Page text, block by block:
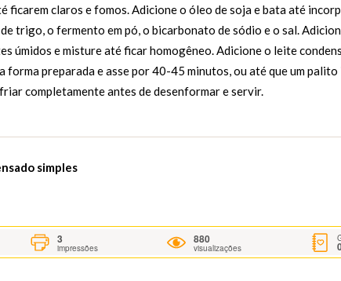
ficarem claros e fomos. Adicione o óleo de soja e bata até
trigo, o fermento em pó, o bicarbonato de sódio e o sal.
úmidos e misture até ficar homogêneo. Adicione o leite
forma preparada e asse por 40-45 minutos, ou até que um
completamente antes de desenformar e servir.
simples
3
impressões
880
visualizações